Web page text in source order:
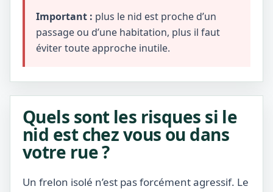
Important : plus le nid est proche d’un
passage ou d’une habitation, plus il faut
éviter toute approche inutile.
Quels sont les risques si le
nid est chez vous ou dans
votre rue ?
Un frelon isolé n’est pas forcément agressif. Le